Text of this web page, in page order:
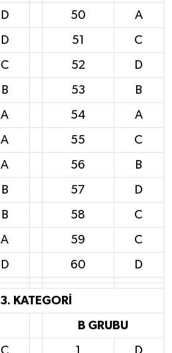
D 50 A
D 51 C
C 52 D
B 53 B
A 54 A
A 55 C
A 56 B
B 57 D
B 58 C
A 59 C
D 60 D
3. KATEGORİ
B GRUBU
C 1 D